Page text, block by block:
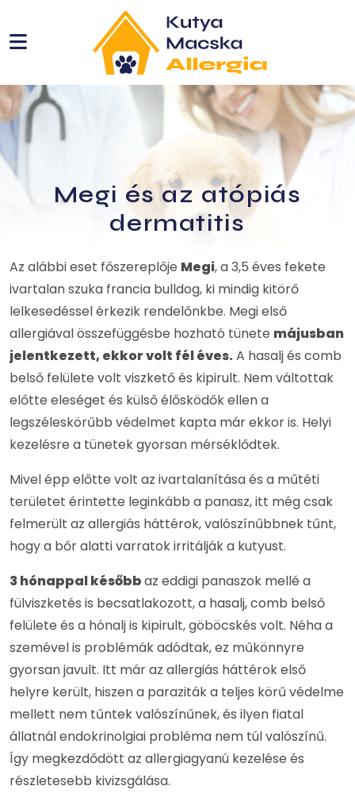
Megi és az atópiás
dermatitis
Az alábbi eset főszereplője Megi, a 3,5 éves fekete
ivartalan szuka francia bulldog, ki mindig kitörő
lelkesedéssel érkezik rendelőnkbe. Megi első
allergiával összefüggésbe hozható tünete májusban
jelentkezett, ekkor volt fél éves. A hasalj és comb
belső felülete volt viszkető és kipirult. Nem váltottak
előtte eleséget és külső élősködők ellen a
legszéleskörűbb védelmet kapta már ekkor is. Helyi
kezelésre a tünetek gyorsan mérséklődtek.
Mivel épp előtte volt az ivartalanítása és a műtéti
területet érintette leginkább a panasz, itt még csak
felmerült az allergiás háttérok, valószínűbbnek tűnt,
hogy a bőr alatti varratok irritálják a kutyust.
3 hónappal későbbaz eddigi panaszok mellé a
fülviszketés is becsatlakozott, a hasalj, comb belső
felülete és a hónalj is kipirult, göböcskés volt. Néha a
szemével is problémák adódtak, ez műkönnyre
gyorsan javult. Itt már az allergiás háttérok első
helyre került, hiszen a paraziták a teljes körű védelme
mellett nem tűntek valószínűnek, és ilyen fiatal
állatnál endokrinolgiai probléma nem túl valószínű.
Így megkezdődött az allergiagyanú kezelése és
részletesebb kivizsgálása.